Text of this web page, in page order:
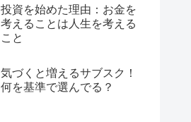
投資を始めた理由：お金を
考えることは人生を考える
こと
気づくと増えるサブスク！
何を基準で選んでる？